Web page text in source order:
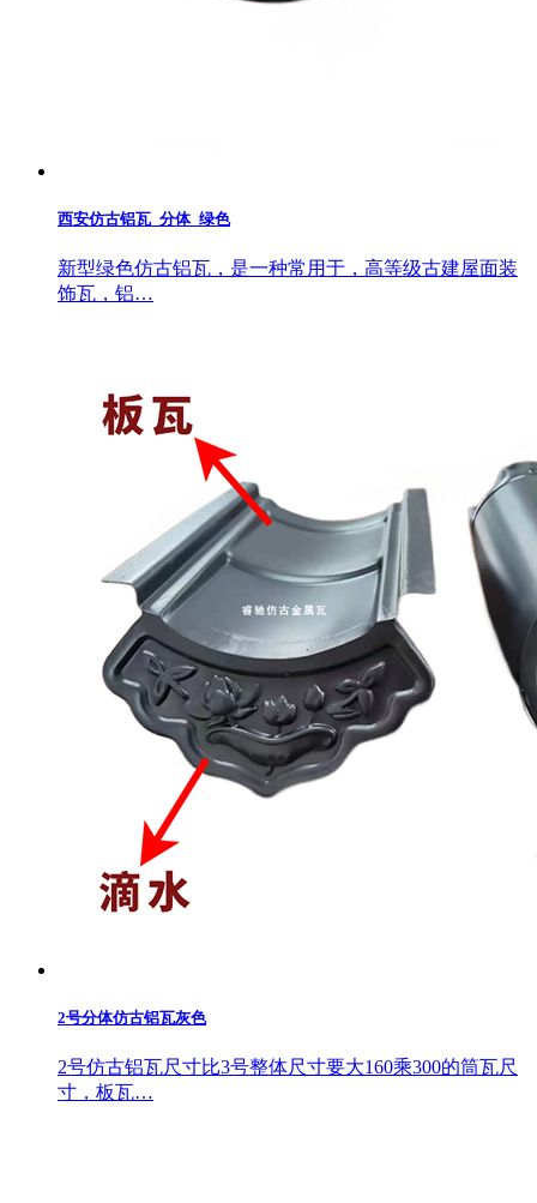
西安仿古铝瓦_分体_绿色
新型绿色仿古铝瓦，是一种常用于，高等级古建屋面装
饰瓦，铝…
2号分体仿古铝瓦灰色
2号仿古铝瓦尺寸比3号整体尺寸要大160乘300的筒瓦尺
寸，板瓦…